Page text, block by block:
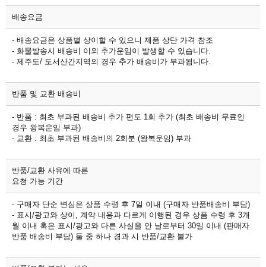
배송요금
- 배송요금은 상품별 상이할 수 있으니 제품 상단 가격 참조
- 화물발송시 배송비 이외 추가운임이 발생할 수 있습니다.
- 제주도/ 도서산간지역의 경우 추가 배송비가 부과됩니다.
반품 및 교환 배송비
- 반품 : 최초 부과된 배송비 추가 편도 1회 추가 (최초 배송비 무료인
경우 왕복운임 부과)
- 교환 : 최초 부과된 배송비의 2회분 (왕복운임) 부과
반품/교환 사유에 따른
요청 가능 기간
- 구매자 단순 변심은 상품 수령 후 7일 이내 (구매자 반품배송비 부담)
- 표시/광고와 상이, 계약 내용과 다르게 이행된 경우 상품 수령 후 3개
월 이내 혹은 표시/광고와 다른 사실을 안 날로부터 30일 이내 (판매자
반품 배송비 부담) 둘 중 하나 경과 시 반품/교환 불가